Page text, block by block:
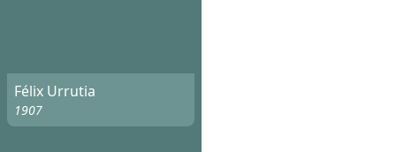
Félix Urrutia
1907